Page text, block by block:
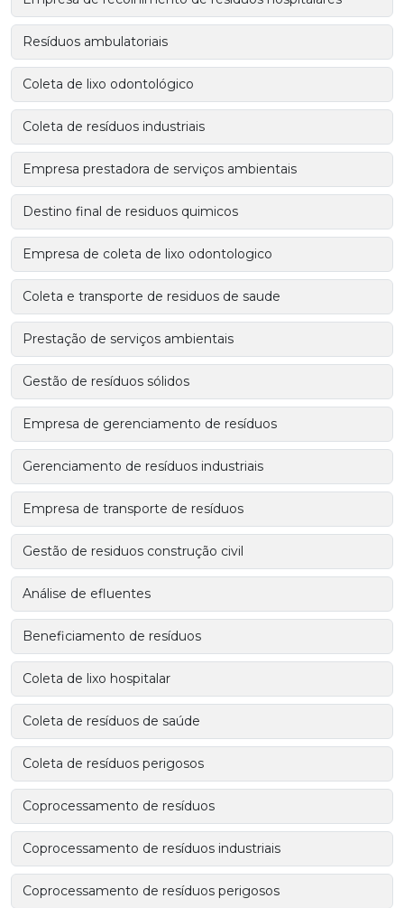
Resíduos ambulatoriais
Coleta de lixo odontológico
Coleta de resíduos industriais
Empresa prestadora de serviços ambientais
Destino final de residuos quimicos
Empresa de coleta de lixo odontologico
Coleta e transporte de residuos de saude
Prestação de serviços ambientais
Gestão de resíduos sólidos
Empresa de gerenciamento de resíduos
Gerenciamento de resíduos industriais
Empresa de transporte de resíduos
Gestão de residuos construção civil
Análise de efluentes
Beneficiamento de resíduos
Coleta de lixo hospitalar
Coleta de resíduos de saúde
Coleta de resíduos perigosos
Coprocessamento de resíduos
Coprocessamento de resíduos industriais
Coprocessamento de resíduos perigosos